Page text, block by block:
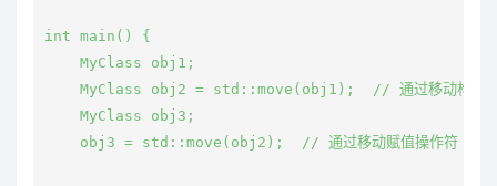
int main() {
    MyClass obj1;
MyClass obj2 = std::move(obj1);  // 通过移动构造
    MyClass obj3;
    obj3 = std::move(obj2);  // 通过移动赋值操作符